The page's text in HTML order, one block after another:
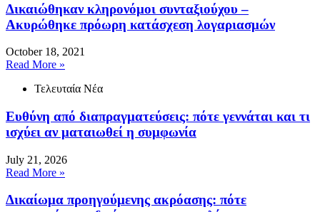
Δικαιώθηκαν κληρονόμοι συνταξιούχου –
Ακυρώθηκε πρόωρη κατάσχεση λογαριασμών
October 18, 2021
Read More »
Τελευταία Νέα
Ευθύνη από διαπραγματεύσεις: πότε γεννάται και τι
ισχύει αν ματαιωθεί η συμφωνία
July 21, 2026
Read More »
Δικαίωμα προηγούμενης ακρόασης: πότε